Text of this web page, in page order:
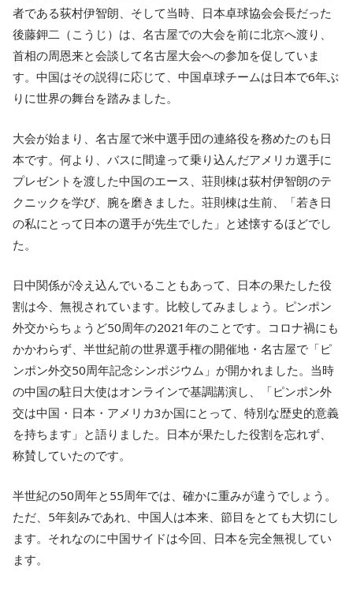
者である荻村伊智朗、そして当時、日本卓球協会会長だった
後藤鉀二（こうじ）は、名古屋での大会を前に北京へ渡り、
首相の周恩来と会談して名古屋大会への参加を促していま
す。中国はその説得に応じて、中国卓球チームは日本で6年ぶ
りに世界の舞台を踏みました。
大会が始まり、名古屋で米中選手団の連絡役を務めたのも日
本です。何より、バスに間違って乗り込んだアメリカ選手に
プレゼントを渡した中国のエース、荘則棟は荻村伊智朗のテ
クニックを学び、腕を磨きました。荘則棟は生前、「若き日
の私にとって日本の選手が先生でした」と述懐するほどでし
た。
日中関係が冷え込んでいることもあって、日本の果たした役
割は今、無視されています。比較してみましょう。ピンポン
外交からちょうど50周年の2021年のことです。コロナ禍にも
かかわらず、半世紀前の世界選手権の開催地・名古屋で「ピ
ンポン外交50周年記念シンポジウム」が開かれました。当時
の中国の駐日大使はオンラインで基調講演し、「ピンポン外
交は中国・日本・アメリカ3か国にとって、特別な歴史的意義
を持ちます」と語りました。日本が果たした役割を忘れず、
称賛していたのです。
半世紀の50周年と55周年では、確かに重みが違うでしょう。
ただ、5年刻みであれ、中国人は本来、節目をとても大切にし
ます。それなのに中国サイドは今回、日本を完全無視してい
ます。